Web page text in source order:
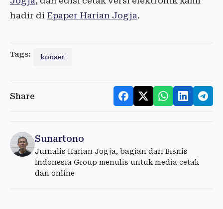
hadir di Epaper Harian Jogja.
Tags: konser
Share
Sunartono
Jurnalis Harian Jogja, bagian dari Bisnis
Indonesia Group menulis untuk media cetak
dan online